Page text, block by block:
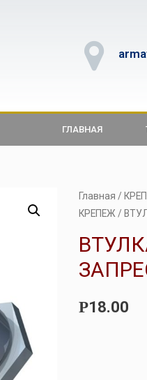
ГЛАВНАЯ
Главная /
КРЕПЕЖ /
Р18.00